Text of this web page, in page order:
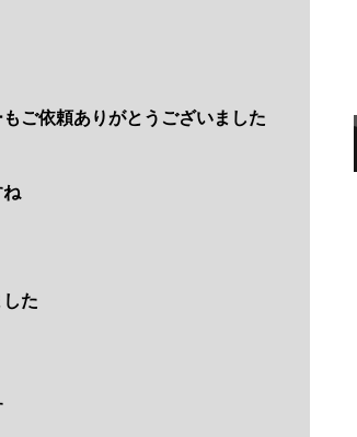
ご依頼ありがとうございました
ね
た